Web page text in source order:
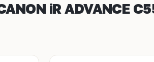
iR ADVANCE